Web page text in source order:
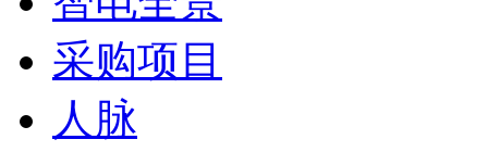
采购项目
人脉